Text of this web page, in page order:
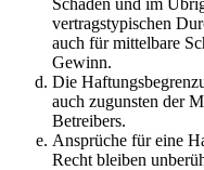
vertragstypischen
auch für mittelbare
Gewinn.
Die
auch zugunsten der
Betreibers.
Ansprüche für eine
Recht bleiben